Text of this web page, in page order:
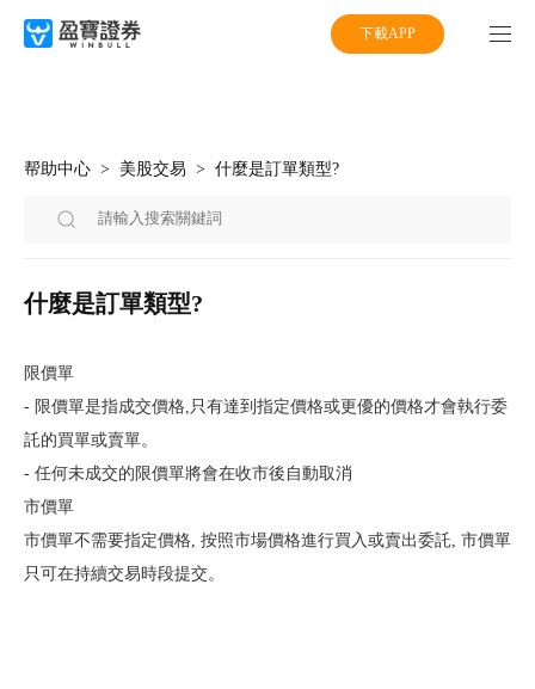
下載APP
帮助中心 美股交易 什麼是訂單類型?
什麼是訂單類型?
限價單
- 限價單是指成交價格,只有達到指定價格或更優的價格才會執行委
託的買單或賣單。
- 任何未成交的限價單將會在收市後自動取消
市價單
市價單不需要指定價格, 按照市場價格進行買入或賣出委託, 市價單
只可在持續交易時段提交。